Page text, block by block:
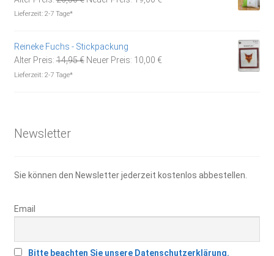
Lieferzeit: 2-7 Tage*
Reineke Fuchs - Stickpackung
Alter Preis: 14,95€ Ursprünglicher
Neuer Preis: 10,00 €Aktueller
Lieferzeit: 2-7 Tage*
Newsletter
Sie können den Newsletter jederzeit kostenlos abbestellen.
Email
Bitte beachten Sie unsere Datenschutzerklärung.